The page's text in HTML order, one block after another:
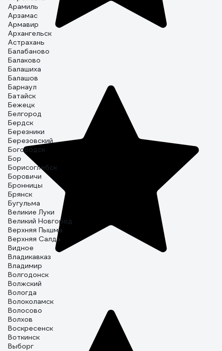
Арамиль
Арзамас
Армавир
Архангельск
Астрахань
Балабаново
Балаково
Балашиха
Балашов
Барнаул
Батайск
Бежецк
Белгород
Бердск
Березники
Березовский
Богородск
Бор
Борисоглебск
Боровичи
Бронницы
Брянск
Бугульма
Великие Луки
Великий Новгород
Верхняя Пышма
Верхняя Салда
Видное
Владикавказ
Владимир
Волгодонск
Волжский
Вологда
Волоколамск
Волосово
Волхов
Воскресенск
Воткинск
Выборг